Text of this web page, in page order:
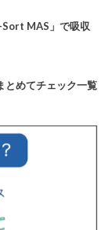
MAS」で吸収
とめてチェック一覧